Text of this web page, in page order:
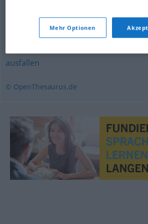
(sich) zerschlagen
ausfallen
ausfallen
© OpenThesaurus.de
Mehr Optionen